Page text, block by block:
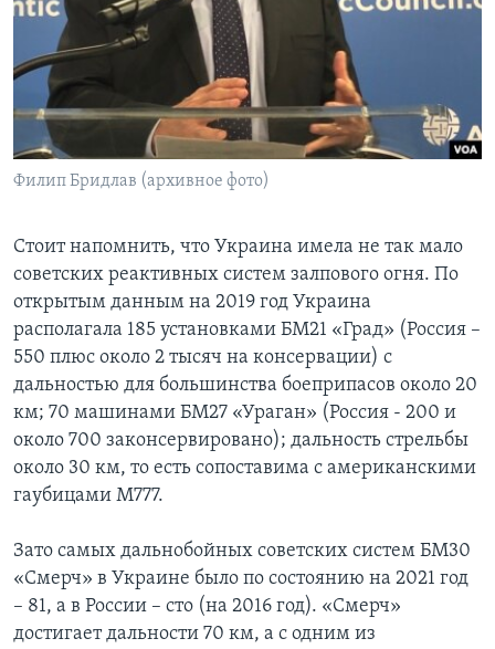
Филип Бридлав (архивное фото)
Стоит напомнить, что Украина имела не так мало
советских реактивных систем залпового огня. По
открытым данным на 2019 год Украина
располагала 185 установками БМ21 «Град» (Россия –
550 плюс около 2 тысяч на консервации) с
дальностью для большинства боеприпасов около 20
км; 70 машинами БМ27 «Ураган» (Россия - 200 и
около 700 законсервировано); дальность стрельбы
около 30 км, то есть сопоставима с американскими
гаубицами М777.
Зато самых дальнобойных советских систем БМ30
«Смерч» в Украине было по состоянию на 2021 год
– 81, а в России – сто (на 2016 год). «Смерч»
достигает дальности 70 км, а с одним из